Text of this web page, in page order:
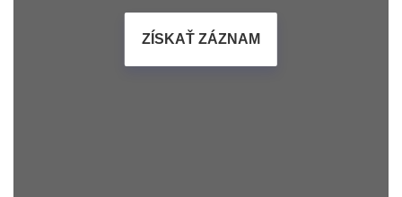
ZÍSKAŤ ZÁZNAM